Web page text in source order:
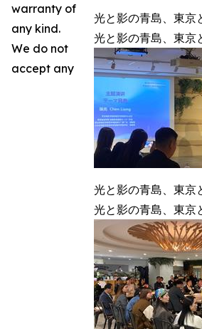
光と影の青島、東京
光と影の青島、東京
光と影の青島、東京
光と影の青島、東京
warranty of
any kind.
We do not
accept any